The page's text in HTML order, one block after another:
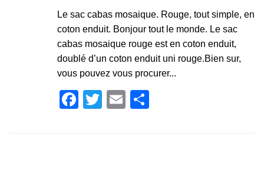
Le sac cabas mosaique. Rouge, tout simple, en
coton enduit. Bonjour tout le monde. Le sac
cabas mosaique rouge est en coton enduit,
doublé d’un coton enduit uni rouge.Bien sur,
vous pouvez vous procurer...
Facebook
TwitterEmail